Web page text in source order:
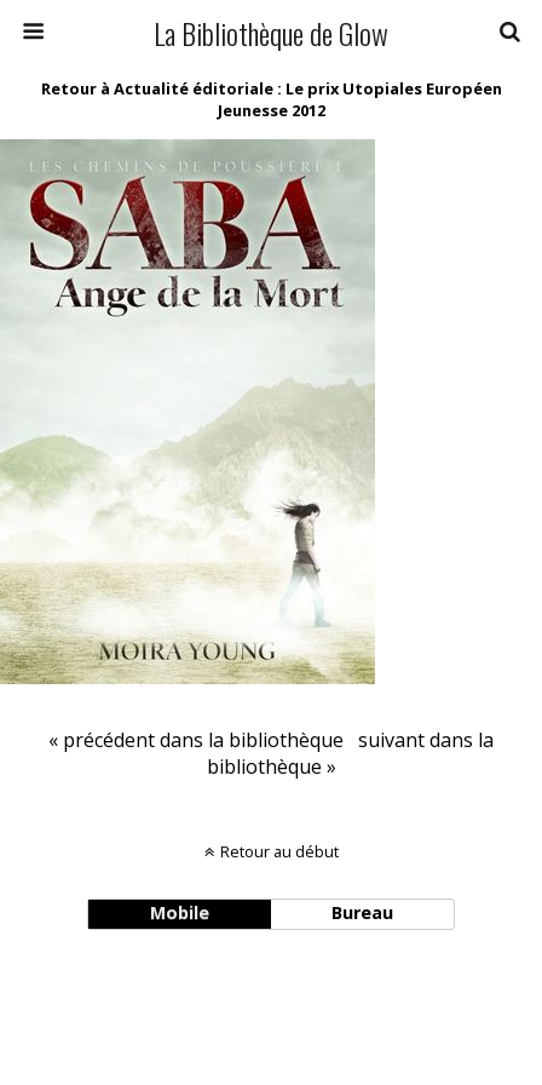
La Bibliothèque de Glow
Retour à Actualité éditoriale : Le prix Utopiales Européen
Jeunesse 2012
« précédent dans la bibliothèque suivant dans la
bibliothèque »
Retour au début
Mobile Bureau